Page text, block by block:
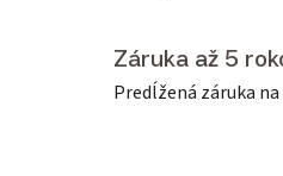
Záruka až 5
Predĺžená záruka